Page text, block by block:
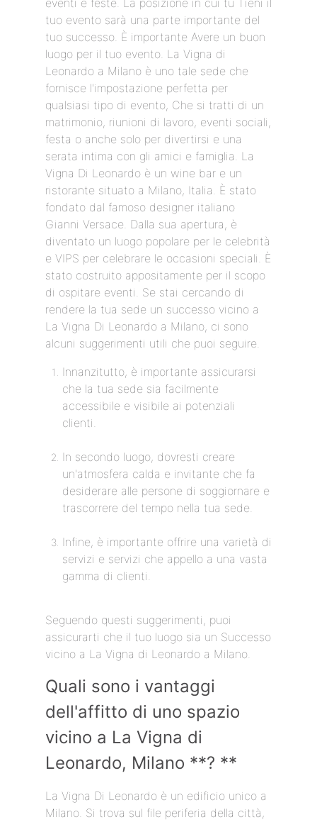
eventi e feste. La posizione in cui tu Tieni il
tuo evento sarà una parte importante del
tuo successo. È importante Avere un buon
luogo per il tuo evento. La Vigna di
Leonardo a Milano è uno tale sede che
fornisce l'impostazione perfetta per
qualsiasi tipo di evento, Che si tratti di un
matrimonio, riunioni di lavoro, eventi sociali,
festa o anche solo per divertirsi e una
serata intima con gli amici e famiglia. La
Vigna Di Leonardo è un wine bar e un
ristorante situato a Milano, Italia. È stato
fondato dal famoso designer italiano
Gianni Versace. Dalla sua apertura, è
diventato un luogo popolare per le celebrità
e VIPS per celebrare le occasioni speciali. È
stato costruito appositamente per il scopo
di ospitare eventi. Se stai cercando di
rendere la tua sede un successo vicino a
La Vigna Di Leonardo a Milano, ci sono
alcuni suggerimenti utili che puoi seguire.
Innanzitutto, è importante assicurarsi
che la tua sede sia facilmente
accessibile e visibile ai potenziali
clienti.
In secondo luogo, dovresti creare
un'atmosfera calda e invitante che fa
desiderare alle persone di soggiornare e
trascorrere del tempo nella tua sede.
Infine, è importante offrire una varietà di
servizi e servizi che appello a una vasta
gamma di clienti.
Seguendo questi suggerimenti, puoi
assicurarti che il tuo luogo sia un Successo
vicino a La Vigna di Leonardo a Milano.
Quali sono i vantaggi
dell'affitto di uno spazio
vicino a La Vigna di
Leonardo, Milano **? **
La Vigna Di Leonardo è un edificio unico a
Milano. Si trova sul file periferia della città,